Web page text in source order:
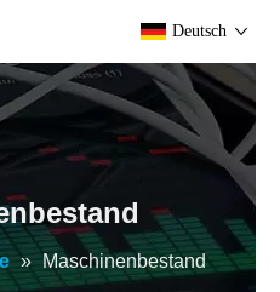
Deutsch
» Maschinenbestand